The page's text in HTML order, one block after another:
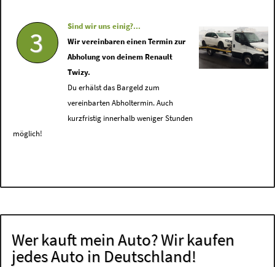
3
Sind wir uns einig?...
Wir vereinbaren einen Termin zur
Abholung von deinem Renault
Twizy.
Du erhälst das Bargeld zum
vereinbarten Abholtermin. Auch
kurzfristig innerhalb weniger Stunden
möglich!
Wer kauft mein Auto? Wir kaufen
jedes Auto in Deutschland!